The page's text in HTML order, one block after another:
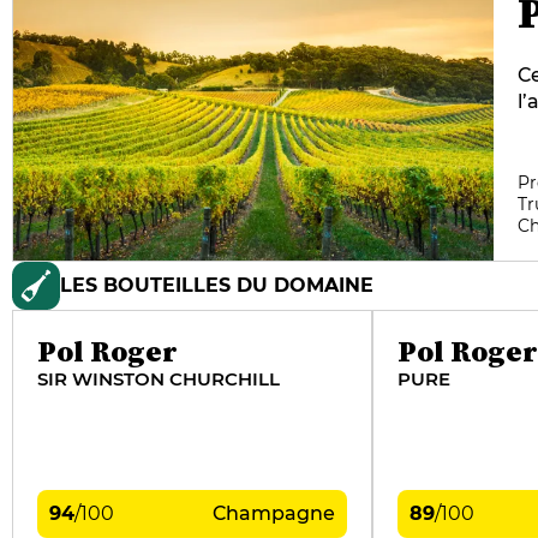
LES BOUTEILLES DU DOMAINE
Pol Roger
SIR WINSTON CHURCHILL
94/100 Champagne
Pol Roger
PURE
89/100